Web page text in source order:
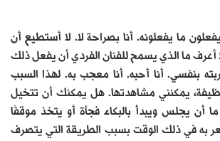
ما يفعلونه. أنا بصراحة لا. لا أستطيع أن
ما الذي يسمح للفنان الفردي أن يفعل ذلك
بنفسي. أنا أحبه. أنا معجب به. لهذا السبب
يمكنني مشاهدتها. هل يمكنك أن تتخيل
يجلس ويبدأ بالبكاء فجأة أو يتخذ موقفًا
به في ذلك الوقت بسبب الطريقة التي يتصرف